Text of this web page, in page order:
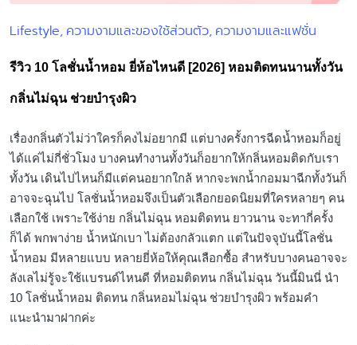
Posted
Lifestyle ความงามและของใช้ส่วนตัว ความงามและแฟชั่น
รีวิว 10 โลชั่นน้ำหอม ยี่ห้อไหนดี [2026] หอมติดทนนานทั้งวัน
กลิ่นไม่ฉุน ช่วยบำรุงผิว
เรื่องกลิ่นตัวไม่ว่าใครก็คงไม่อยากมี แต่บางครั้งการฉีดน้ำหอมก็อยู่
ได้แค่ไม่กี่ชั่วโมง บางคนทำงานทั้งวันก็อยากให้กลิ่นหอมติดกับเรา
ทั้งวัน เดินไปไหนก็มีแต่คนอยากใกล้ หากจะพกน้ำกอมมาฉีกทั้งวันก็
อาจจะฉุนไป โลชั่นน้ำหอมจึงเป็นตัวเลือกยอดนิยมที่ใครหลายๆ คน
เลือกใช้ เพราะใช้ง่าย กลิ่นไม่ฉุน หอมติดทน ยาวนาน จะทากี่ครั้ง
ก็ได้ พกพาง่าย น้ำหนักเบา ไม่ต้องกลัวแตก แต่ในปัจจุบันนี้โลชั่น
น้ำหอม มีหลายแบบ หลายยี่ห้อให้คุณเลือกซื้อ สำหรับบางคนอาจจะ
ลังเลไม่รู้จะใช้แบรนด์ไหนดี ที่หอมติดทน กลิ่นไม่ฉุน วันนี้มินนี่ นำ
10 โลชั่นน้ำหอม ติดทน กลิ่นหอมไม่ฉุน ช่วยบำรุงผิว พร้อมคำ
แนะนำมาฝากค่ะ